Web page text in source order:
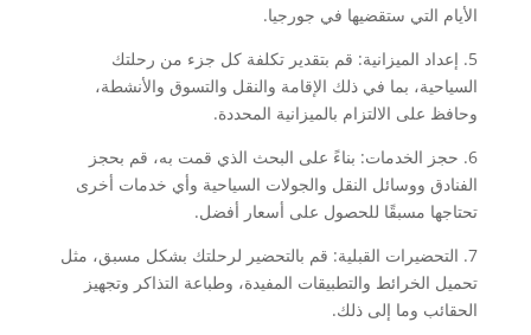
الأيام التي ستقضيها في جورجيا.
5. إعداد الميزانية: قم بتقدير تكلفة كل جزء من رحلتك
السياحية، بما في ذلك الإقامة والنقل والتسوق والأنشطة،
وحافظ على الالتزام بالميزانية المحددة.
6. حجز الخدمات: بناءً على البحث الذي قمت به، قم بحجز
الفنادق ووسائل النقل والجولات السياحية وأي خدمات أخرى
تحتاجها مسبقًا للحصول على أسعار أفضل.
7. التحضيرات القبلية: قم بالتحضير لرحلتك بشكل مسبق، مثل
تحميل الخرائط والتطبيقات المفيدة، وطباعة التذاكر وتجهيز
الحقائب وما إلى ذلك.